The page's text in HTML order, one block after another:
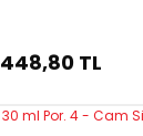
448,80 TL